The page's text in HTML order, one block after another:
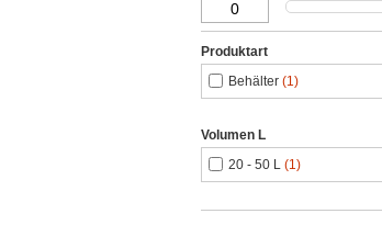
Produktart
Behälter (1)
Volumen L
20 - 50 L (1)